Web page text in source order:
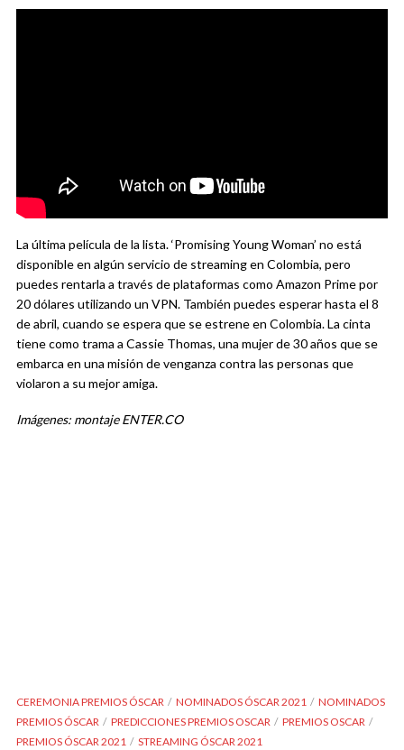
La última película de la lista. ‘Promising Young Woman’ no está
disponible en algún servicio de streaming en Colombia, pero
puedes rentarla a través de plataformas como Amazon Prime por
20 dólares utilizando un VPN. También puedes esperar hasta el 8
de abril, cuando se espera que se estrene en Colombia. La cinta
tiene como trama a Cassie Thomas, una mujer de 30 años que se
embarca en una misión de venganza contra las personas que
violaron a su mejor amiga.
Imágenes: montaje ENTER.CO
CEREMONIA PREMIOS ÓSCAR NOMINADOS ÓSCAR 2021
NOMINADOS
PREMIOS ÓSCAR
PREDICCIONES PREMIOS OSCAR
PREMIOS OSCAR
PREMIOS ÓSCAR 2021
STREAMING ÓSCAR 2021